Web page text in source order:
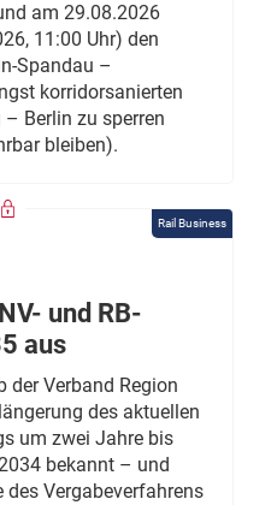
am 29.08.2026
11:00 Uhr) den
Spandau –
korridorsanierten
Berlin zu sperren
bleiben).
Rail Business
und RB-
aus
der Verband Region
des aktuellen
um zwei Jahre bis
bekannt – und
Vergabeverfahrens